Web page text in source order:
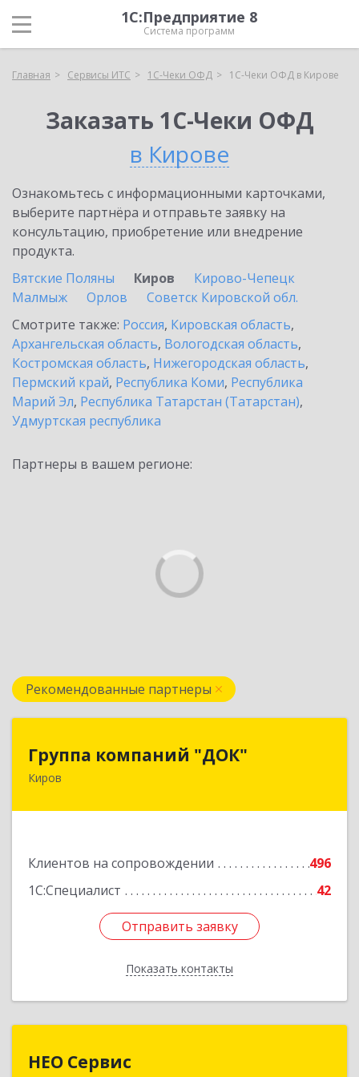
1С:Предприятие 8
Система программ
Главная Сервисы ИТС 1С-Чеки ОФД 1С-Чеки ОФД в Кирове
Заказать 1С-Чеки ОФД
в Кирове
Ознакомьтесь с информационными карточками,
выберите партнёра и отправьте заявку на
консультацию, приобретение или внедрение
продукта.
Вятские Поляны
Киров
Кирово-Чепецк
Малмыж
Орлов
Советск Кировской обл.
Смотрите также: Россия, Кировская область,
Архангельская область, Вологодская область,
Костромская область, Нижегородская область,
Пермский край, Республика Коми, Республика
Марий Эл, Республика Татарстан (Татарстан),
Удмуртская республика
Партнеры в вашем регионе:
Рекомендованные партнеры
Группа компаний "ДОК"
Киров
Клиентов на сопровождении
496
1С:Специалист
42
Отправить заявку
Показать контакты
Группа компаний "ДОК"
610017, Кировская обл, Киров г, Горького ул,
Отправить заявку
Назад
НЕО Сервис